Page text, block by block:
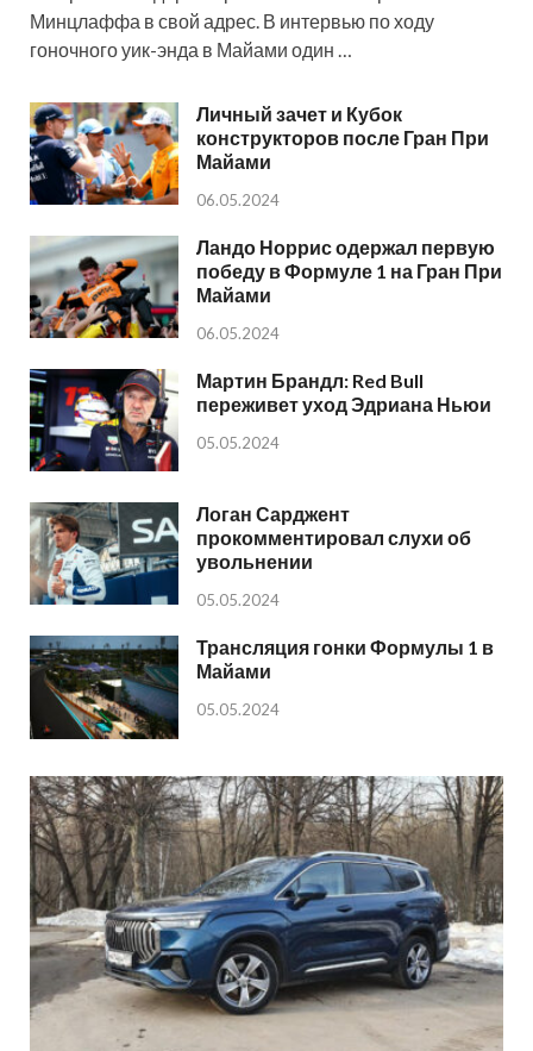
Минцлаффа в свой адрес. В интервью по ходу
гоночного уик-энда в Майами один …
Личный зачет и Кубок
конструкторов после Гран При
Майами
06.05.2024
Ландо Норрис одержал первую
победу в Формуле 1 на Гран При
Майами
06.05.2024
Мартин Брандл: Red Bull
переживет уход Эдриана Ньюи
05.05.2024
Логан Сарджент
прокомментировал слухи об
увольнении
05.05.2024
Трансляция гонки Формулы 1 в
Майами
05.05.2024